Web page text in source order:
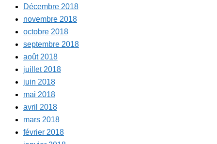
Décembre 2018
novembre 2018
octobre 2018
septembre 2018
août 2018
juillet 2018
juin 2018
mai 2018
avril 2018
mars 2018
février 2018